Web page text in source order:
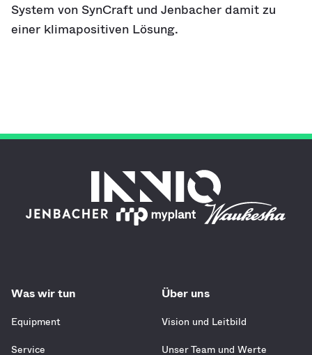
System von SynCraft und Jenbacher damit zu
einer klimapositiven Lösung.
Was wir tun
Equipment
Service
Über uns
Vision und Leitbild
Unser Team und Werte